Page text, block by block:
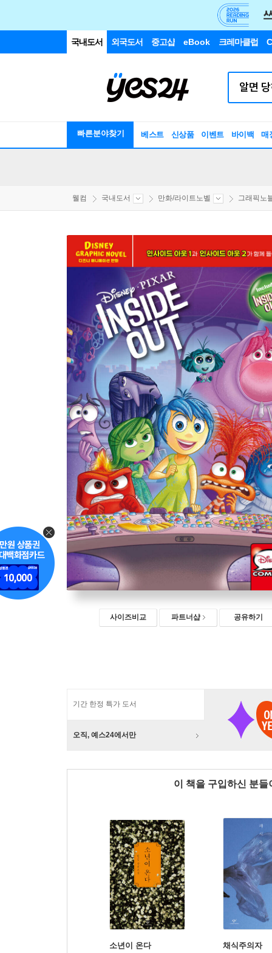
국내도서 외국도서 중고샵 eBook 크레마클럽
빠른분야찾기 베스트 신상품 이벤트 바이백 매
웰컴 국내도서 만화/라이트노벨 그래픽노
사이즈비교 파트너샵 공유하기
기간 한정 특가 도서
오직, 예스24에서만
이 책을 구입하신 분
소년이 온다 채식주의자